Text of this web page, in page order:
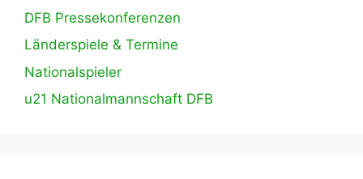
DFB Pressekonferenzen
Länderspiele & Termine
Nationalspieler
u21 Nationalmannschaft DFB